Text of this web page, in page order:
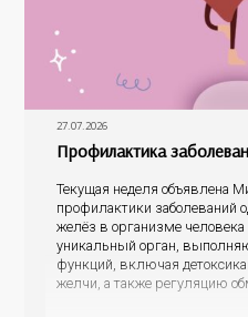
27.07.2026
Профилактика
Текущая неделя объявлена
профилактики заболеваний
желёз в организме
уникальный орган,
функций, включая
желчи, а также регуляцию